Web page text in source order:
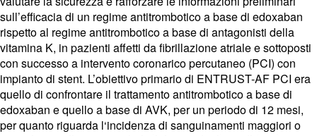
sull’efficacia di un regime antitrombotico a base di edoxaban
rispetto al regime antitrombotico a base di antagonisti della
vitamina K, in pazienti affetti da fibrillazione atriale e sottoposti
con successo a intervento coronarico percutaneo (PCI) con
impianto di stent. L’obiettivo primario di ENTRUST-AF PCI era
quello di confrontare il trattamento antitrombotico a base di
edoxaban e quello a base di AVK, per un periodo di 12 mesi,
per quanto riguarda l‘incidenza di sanguinamenti maggiori o